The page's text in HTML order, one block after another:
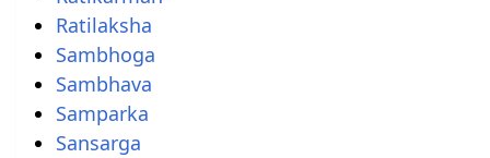
Ratilaksha
Sambhoga
Sambhava
Samparka
Sansarga